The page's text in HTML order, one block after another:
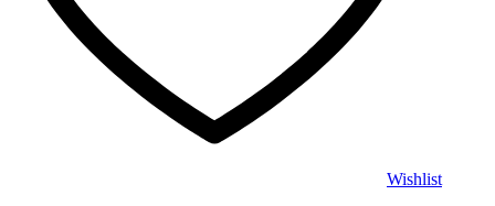
Wishlist